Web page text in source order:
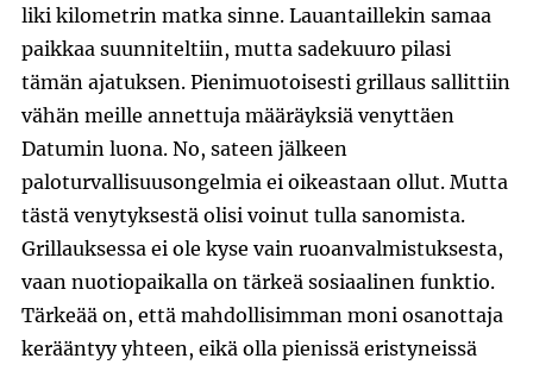
liki kilometrin matka sinne. Lauantaillekin samaa
paikkaa suunniteltiin, mutta sadekuuro pilasi
tämän ajatuksen. Pienimuotoisesti grillaus sallittiin
vähän meille annettuja määräyksiä venyttäen
Datumin luona. No, sateen jälkeen
paloturvallisuusongelmia ei oikeastaan ollut. Mutta
tästä venytyksestä olisi voinut tulla sanomista.
Grillauksessa ei ole kyse vain ruoanvalmistuksesta,
vaan nuotiopaikalla on tärkeä sosiaalinen funktio.
Tärkeää on, että mahdollisimman moni osanottaja
kerääntyy yhteen, eikä olla pienissä eristyneissä